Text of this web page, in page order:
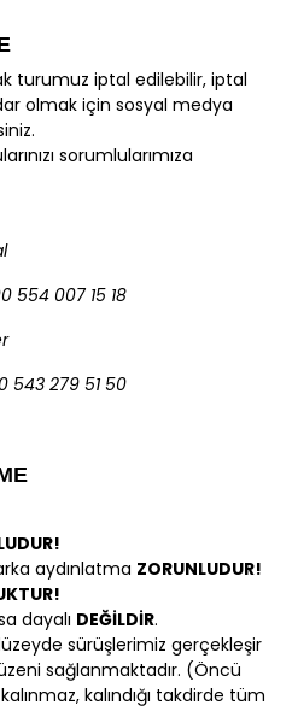
turumuz iptal edilebilir, iptal
olmak için sosyal medya
sorumlularımıza
554 007 15 18
543 279 51 50
aydınlatma ZORUNLUDUR!
dayalı DEĞİLDİR.
sürüşlerimiz gerçekleşir
sağlanmaktadır. (Öncü
kalındığı takdirde tüm